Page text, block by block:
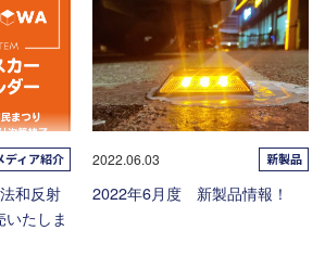
ディア紹介
和反射
たしま
2022.06.03 新製品
2022年6月度 新製品情報！